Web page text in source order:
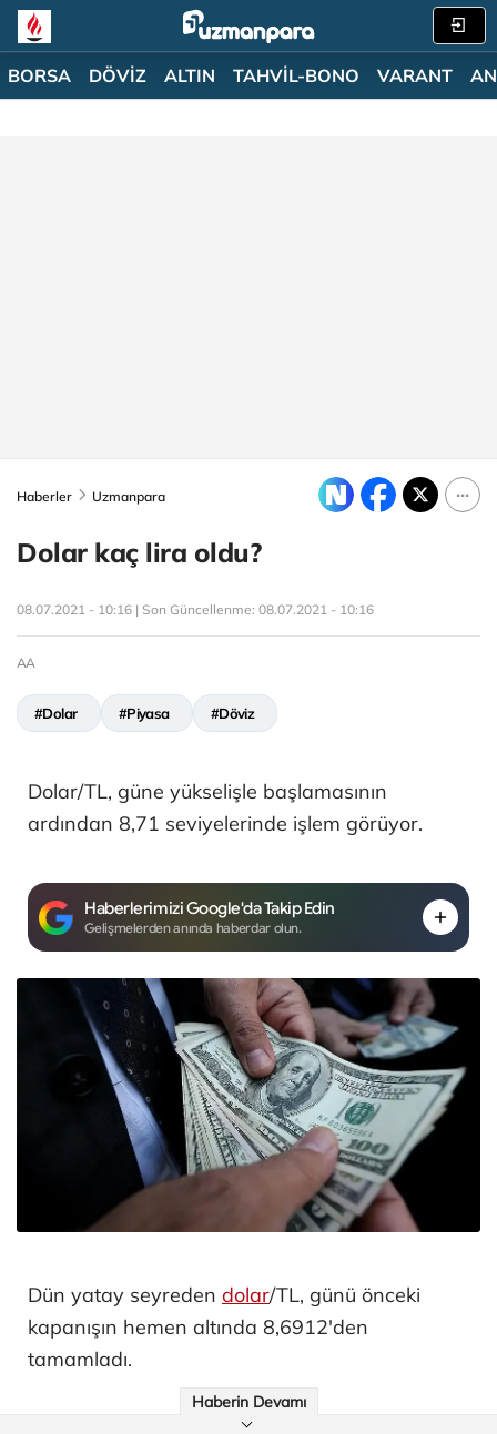
BORSA DÖVİZ ALTIN TAHVİL-BONO VARANT
Haberler Uzmanpara
Dolar kaç lira oldu?
08.07.2021 - 10:16 | Son Güncellenme: 08.07.2021 - 10:16
AA
#Dolar #Piyasa #Döviz
Dolar/TL, güne yükselişle başlamasının
ardından 8,71 seviyelerinde işlem görüyor.
Haberlerimizi Google'da Takip Edin
Gelişmelerden anında haberdar olun.
Dün yatay seyreden dolar/TL, günü önceki
kapanışın hemen altında 8,6912'den
tamamladı.
Haberin Devamı